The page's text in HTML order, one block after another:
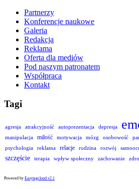
Partnerzy
Konferencje naukowe
Galeria
Redakcja
Reklama
Oferta dla mediów
Pod naszym patronatem
Współpraca
Kontakt
Tagi
agresja atrakcyjność autoprezentacja depresja
manipulacja
miłość motywacja mózg osobowość
psychologia
reklama relacje rodzina rozwój
szczęście terapia wpływ społeczny zachowanie
Powered by Easytagcloud v2.1